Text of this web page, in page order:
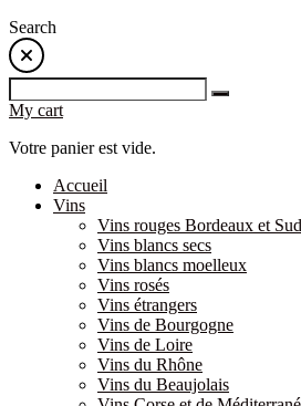
Search
My cart
Votre panier est vide.
Accueil
Vins
Vins rouges Bordeaux et
Vins blancs secs
Vins blancs moelleux
Vins rosés
Vins étrangers
Vins de Bourgogne
Vins de Loire
Vins du Rhône
Vins du Beaujolais